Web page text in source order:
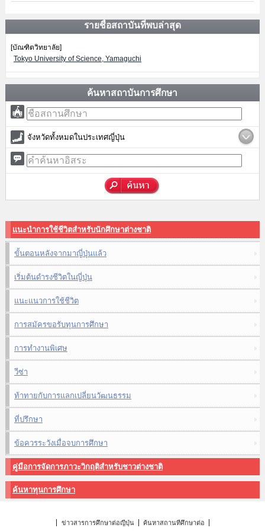
รายชื่อสถาบันที่พบล่าสุด
[บัณฑิตวิทยาลัย]
Tokyo University of Science, Yamaguchi
ค้นหาสถาบันการศึกษา
จังหวัดทั้งหมดในประเทศญี่ปุ่น
แนะนำการใช้ชีวิตสำหรับนักศึกษาต่างชาติ
ขั้นตอนหลังจากมาญี่ปุ่นแล้ว
เริ่มต้นดำรงชีวิตในญี่ปุ่น
แนะแนวการใช้ชีวิต
การสมัครขอรับทุนการศึกษา
การทำงานพิเศษ
วีซ่า
ท้าทายกับการแลกเปลี่ยนวัฒนธรรม
ที่ปรึกษา
ข้อควรระวังเมื่อจบการศึกษา
คู่มือการจัดการภาวะวิกฤติสำหรับชาวต่างชาติ
ค้นหาทุนการศึกษา
ข่าวสารการศึกษาต่อญี่ปุ่น ค้นหาสถานที่ศึกษาต่อ